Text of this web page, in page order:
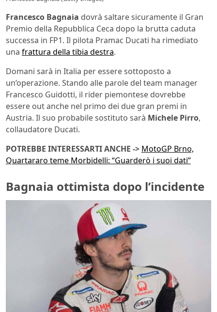
Francesco Bagnaia dovrà saltare sicuramente il Gran
Premio della Repubblica Ceca dopo la brutta caduta
successa in FP1. Il pilota Pramac Ducati ha rimediato
una frattura della tibia destra.
Domani sarà in Italia per essere sottoposto a
un’operazione. Stando alle parole del team manager
Francesco Guidotti, il rider piemontese dovrebbe
essere out anche nel primo dei due gran premi in
Austria. Il suo probabile sostituto sarà Michele Pirro,
collaudatore Ducati.
POTREBBE INTERESSARTI ANCHE -> MotoGP Brno,
Quartararo teme Morbidelli: “Guarderò i suoi dati”
Bagnaia ottimista dopo l’incidente